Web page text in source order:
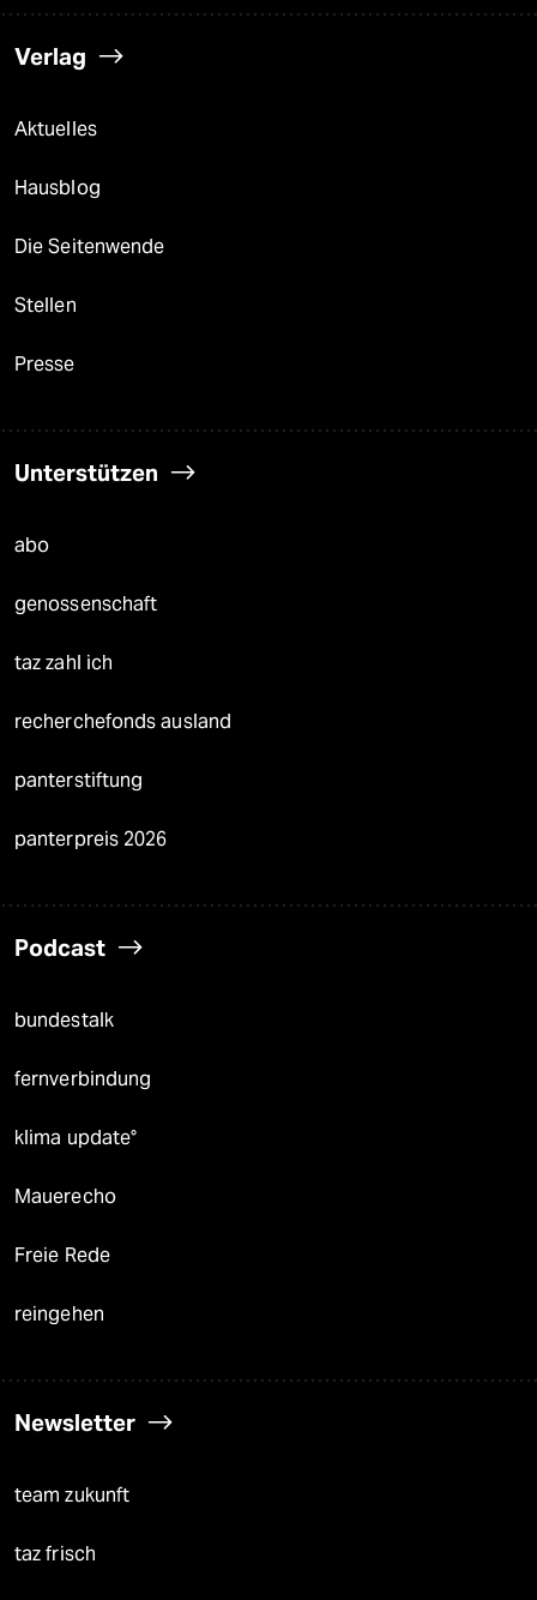
Verlag
Aktuelles
Hausblog
Die Seitenwende
Stellen
Presse
Unterstützen
abo
genossenschaft
taz zahl ich
recherchefonds ausland
panterstiftung
panterpreis 2026
Podcast
bundestalk
fernverbindung
klima update°
Mauerecho
Freie Rede
reingehen
Newsletter
team zukunft
taz frisch